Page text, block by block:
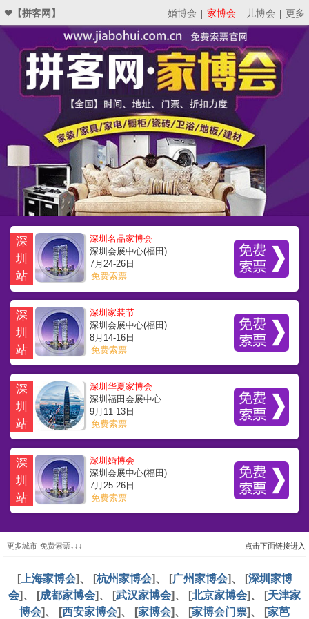
❤【拼客网】 婚博会 | 家博会 | 儿博会 | 更多
深
圳
站
深圳名品家博会
深圳会展中心(福田)
7月24-26日
免费索票
深
圳
站
深圳家装节
深圳会展中心(福田)
8月14-16日
免费索票
深
圳
站
深圳华夏家博会
深圳福田会展中心
9月11-13日
免费索票
深
圳
站
深圳婚博会
深圳会展中心(福田)
7月25-26日
免费索票
更多城市-免费索票↓↓↓ 点击下面链接进入
[上海家博会]、 [杭州家博会]、 [广州家博会]、 [深圳家博
会]、 [成都家博会]、 [武汉家博会]、 [北京家博会]、 [天津家
博会]、 [西安家博会]、 [家博会]、 [家博会门票]、 [家芭